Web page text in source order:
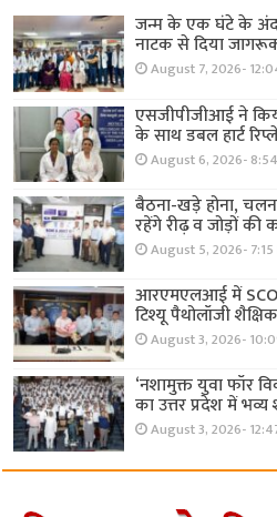
जन्म के एक घंटे के
नाटक से दिया
August 7, 2026-
एसजीपीजीआई ने
के साथ डबल हार्ट
August 6, 2026-
बैठना-खड़े होना,
रहेंगे रीढ़ व जोड़ों
August 5, 2026- 7:15
आरएमएलआई में
टिश्यू पैथोलॉजी
August 3, 2026-
‘नशामुक्त युवा फॉर
का उत्तर प्रदेश में
August 3, 2026-